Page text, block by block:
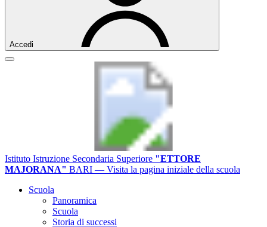
Accedi
Istituto Istruzione Secondaria Superiore "ETTORE
MAJORANA" BARI — Visita la pagina iniziale della scuola
Scuola
Panoramica
Scuola
Storia di successi